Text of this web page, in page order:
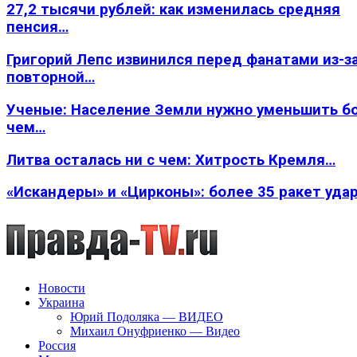
27,2 тысячи рублей: как изменилась средняя
пенсия…
Григорий Лепс извинился перед фанатами из-
повторной…
Ученые: Население Земли нужно уменьшить
чем…
Литва осталась ни с чем: Хитрость Кремля…
«Искандеры» и «Цирконы»: более 35 ракет
Новости
Украина
Юрий Подоляка — ВИДЕО
Михаил Онуфриенко — Видео
Россия